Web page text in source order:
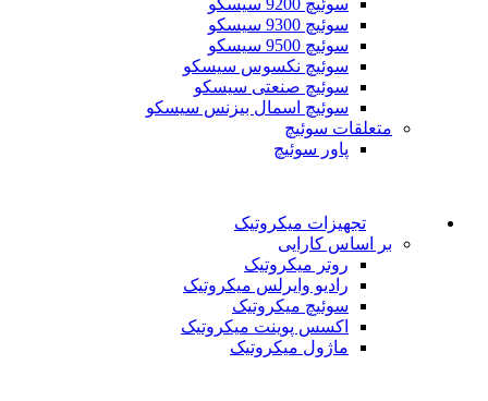
سوئیچ 9200 سیسکو
سوئیچ 9300 سیسکو
سوئیچ 9500 سیسکو
سوئیچ نکسوس سیسکو
سوئیچ صنعتی سیسکو
سوئیچ اسمال بیزنس سیسکو
متعلقات سوئیچ
پاور سوئیچ
تجهیزات میکروتیک
بر اساس کارایی
روتر میکروتیک
رادیو وایرلس میکروتیک
سوئیچ میکروتیک
اکسس پوینت میکروتیک
ماژول میکروتیک